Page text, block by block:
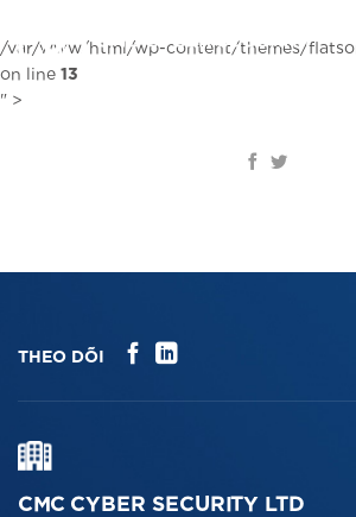
đến
dung
/var/www/html/wp-content/themes/
on line 13
" >
THEO DÕI
CMC CYBER SECURITY LTD